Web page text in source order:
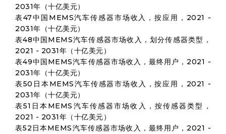
2031年（十亿美元）
表47中国MEMS汽车传感器市场收入，按应用，2021 -
2031年（十亿美元）
表48中国MEMS汽车传感器市场收入，划分传感器类型，
2021 - 2031年（十亿美元）
表49中国MEMS汽车传感器市场收入，最终用户，2021 -
2031年（十亿美元）
表50日本MEMS汽车传感器市场收入，按应用，2021 -
2031年（十亿美元）
表51日本MEMS汽车传感器市场收入，按传感器类型，
2021 - 2031年（十亿美元）
表52日本MEMS汽车传感器市场收入，最终用户，2021 -